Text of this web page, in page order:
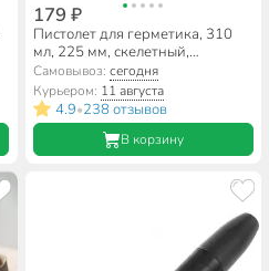
179 ₽
Пистолет для герметика, 310
мл, 225 мм, скелетный,
алюминий, шток 6 мм, с
фиксатором, Bartex, G-240/
МХ-633А, 150016
Самовывоз: сегодня
Курьером: 11 августа
4.9•238 отзывов
В корзину